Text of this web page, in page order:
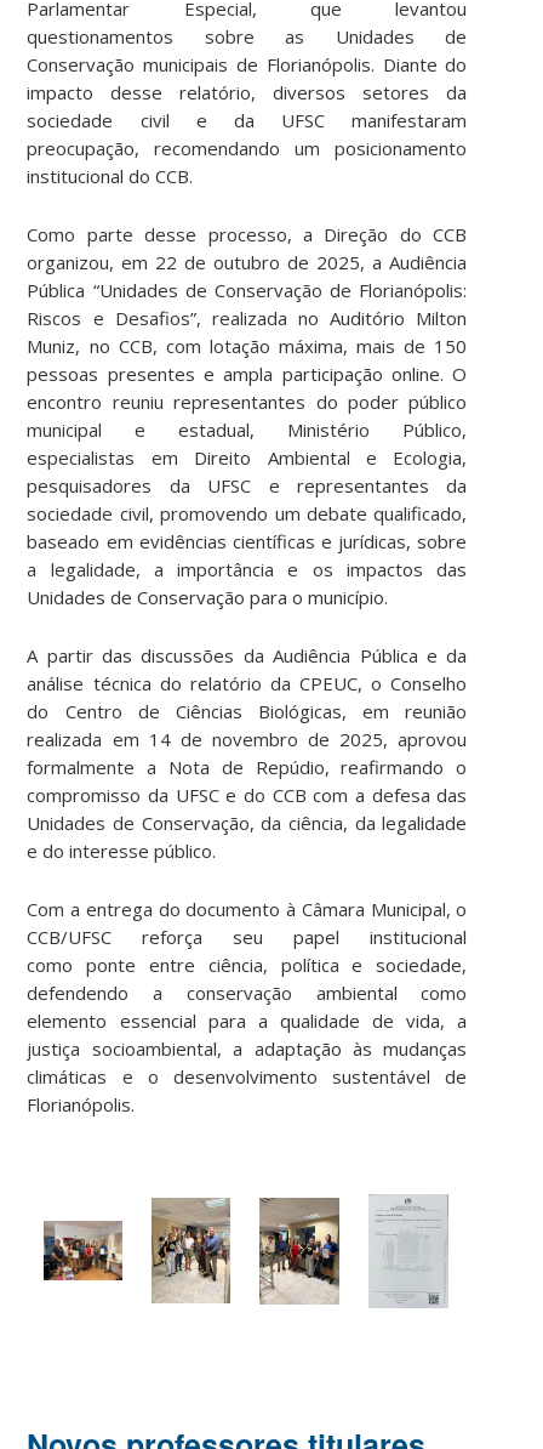
Parlamentar Especial, que levantou
questionamentos sobre as Unidades de
Conservação municipais de Florianópolis. Diante do
impacto desse relatório, diversos setores da
sociedade civil e da UFSC manifestaram
preocupação, recomendando um posicionamento
institucional do CCB.
Como parte desse processo, a Direção do CCB
organizou, em 22 de outubro de 2025, a Audiência
Pública “Unidades de Conservação de Florianópolis:
Riscos e Desafios”, realizada no Auditório Milton
Muniz, no CCB, com lotação máxima, mais de 150
pessoas presentes e ampla participação online. O
encontro reuniu representantes do poder público
municipal e estadual, Ministério Público,
especialistas em Direito Ambiental e Ecologia,
pesquisadores da UFSC e representantes da
sociedade civil, promovendo um debate qualificado,
baseado em evidências científicas e jurídicas, sobre
a legalidade, a importância e os impactos das
Unidades de Conservação para o município.
A partir das discussões da Audiência Pública e da
análise técnica do relatório da CPEUC, o Conselho
do Centro de Ciências Biológicas, em reunião
realizada em 14 de novembro de 2025, aprovou
formalmente a Nota de Repúdio, reafirmando o
compromisso da UFSC e do CCB com a defesa das
Unidades de Conservação, da ciência, da legalidade
e do interesse público.
Com a entrega do documento à Câmara Municipal, o
CCB/UFSC reforça seu papel institucional
como ponte entre ciência, política e sociedade,
defendendo a conservação ambiental como
elemento essencial para a qualidade de vida, a
justiça socioambiental, a adaptação às mudanças
climáticas e o desenvolvimento sustentável de
Florianópolis.